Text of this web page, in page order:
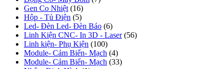
Gen Co Nhiệt (16)
Hộp - Tủ Điện (5)
Led- Đèn Led- Đèn Báo (6)
Linh Kiện CNC- In 3D - Laser (56)
Linh kiện- Phụ Kiện (100)
Module- Cảm Biến- Mạch (4)
Module- Cảm Biến- Mạch (33)